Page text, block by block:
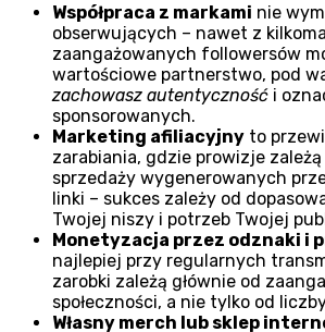
Współpraca z markami nie
obserwujących – nawet z
zaangażowanych followersów
wartościowe partnerstwo, pod
zachowasz autentyczność i
sponsorowanych.
Marketing afiliacyjny to
zarabiania, gdzie prowizje
sprzedaży wygenerowanych
linki – sukces zależy od
Twojej niszy i potrzeb Twojej
Monetyzacja przez odznaki i
najlepiej przy regularnych
zarobki zależą głównie od
społeczności, a nie tylko od
Własny merch lub sklep